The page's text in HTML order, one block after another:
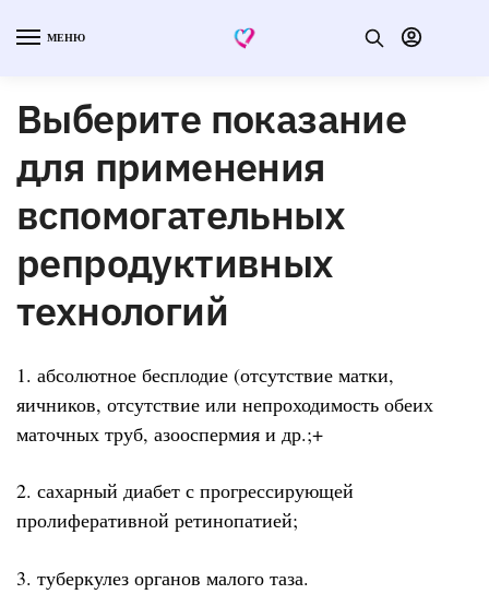
МЕНЮ
Выберите показание
для применения
вспомогательных
репродуктивных
технологий
1. абсолютное бесплодие (отсутствие матки,
яичников, отсутствие или непроходимость обеих
маточных труб, азооспермия и др.;+
2. сахарный диабет с прогрессирующей
пролиферативной ретинопатией;
3. туберкулез органов малого таза.